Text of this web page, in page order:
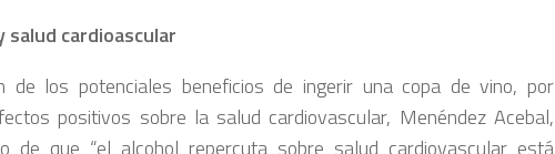
salud cardioascular
de los potenciales beneficios de ingerir una copa de vino, por
positivos sobre la salud cardiovascular, Menéndez Acebal,
de que “el alcohol repercuta sobre salud cardiovascular está